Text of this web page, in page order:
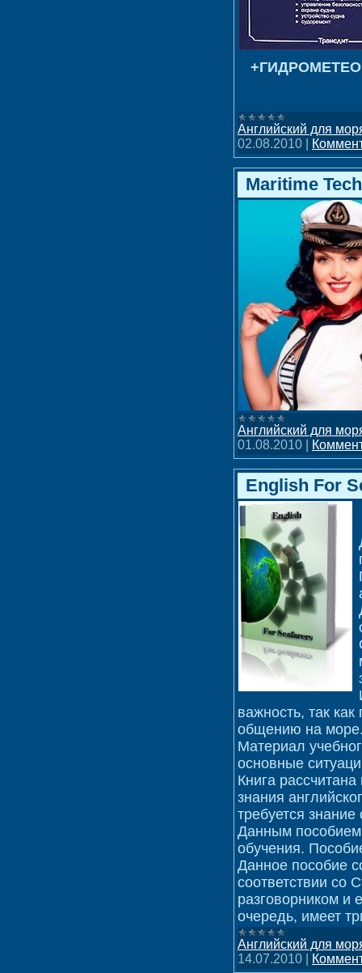
Английский для
02.08.2010
Maritime
Английский для
01.08.2010
English For
важность, так
общению на
Материал
основные
Книга
знания
требуется
Данным пособием
обучения.
Данное пособие
соответствии со
разговорником и
очередь, имеет
Английский для
14.07.2010